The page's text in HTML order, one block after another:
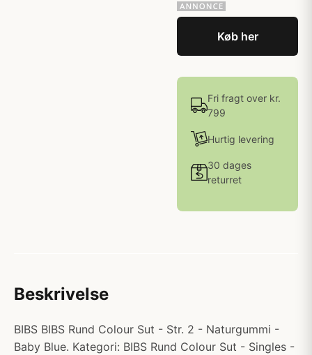
Køb her
Fri fragt over kr.
799
Hurtig levering
30 dages
returret
Beskrivelse
BIBS BIBS Rund Colour Sut - Str. 2 - Naturgummi -
Baby Blue. Kategori: BIBS Rund Colour Sut - Singles -